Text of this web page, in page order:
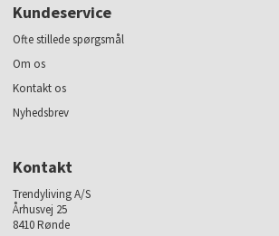
Kundeservice
Ofte stillede spørgsmål
Om os
Kontakt os
Nyhedsbrev
Kontakt
Trendyliving A/S
Århusvej 25
8410 Rønde